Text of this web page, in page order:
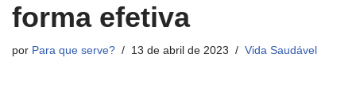
forma efetiva
por Para que serve? 13 de abril de 2023 Vida Saudável